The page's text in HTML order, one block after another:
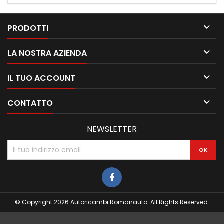
PRODOTTI 
LA NOSTRA AZIENDA 
IL TUO ACCOUNT 
CONTATTO 
NEWSLETTER
© Copyright 2026 Autoricambi Romanauto. All Rights Reserved.